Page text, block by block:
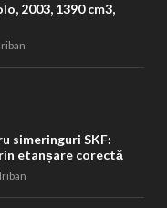
2003, 1390 cm3,
simeringuri SKF:
etanșare corectă